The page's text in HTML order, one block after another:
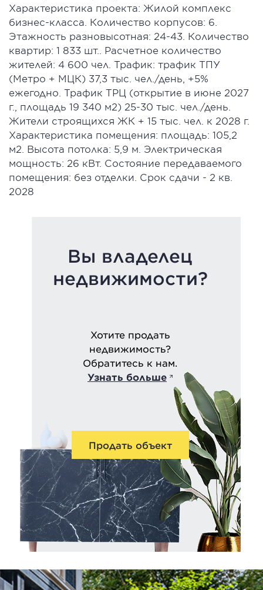
Характеристика проекта: Жилой комплекс
бизнес-класса. Количество корпусов: 6.
Этажность разновысотная: 24-43. Количество
квартир: 1 833 шт.. Расчетное количество
жителей: 4 600 чел. Трафик: трафик ТПУ
(Метро + МЦК) 37,3 тыс. чел./день, +5%
ежегодно. Трафик ТРЦ (открытие в июне 2027
г., площадь 19 340 м2) 25-30 тыс. чел./день.
Жители строящихся ЖК + 15 тыс. чел. к 2028 г.
Характеристика помещения: площадь: 105,2
м2. Высота потолка: 5,9 м. Электрическая
мощность: 26 кВт. Состояние передаваемого
помещения: без отделки. Срок сдачи - 2 кв.
2028
Вы владелец
недвижимости?
Хотите продать
недвижимость?
Обратитесь к нам.
Узнать больше
Продать объект